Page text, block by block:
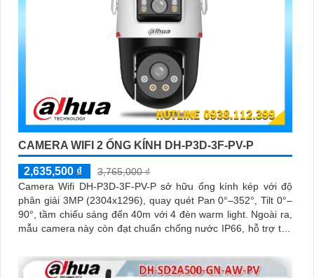
CAMERA WIFI 2 ỐNG KÍNH DH-P3D-3F-PV-P
2,635,500 ₫
3,765,000 ₫
Camera Wifi DH-P3D-3F-PV-P sở hữu ống kính kép với độ
phân giải 3MP (2304x1296), quay quét Pan 0°–352°, Tilt 0°–
90°, tầm chiếu sáng đến 40m với 4 đèn warm light. Ngoài ra,
mẫu camera này còn đạt chuẩn chống nước IP66, hỗ trợ thẻ